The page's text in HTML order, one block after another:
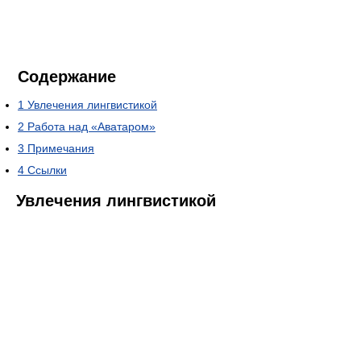
Содержание
1 Увлечения лингвистикой
2 Работа над «Аватаром»
3 Примечания
4 Ссылки
Увлечения лингвистикой